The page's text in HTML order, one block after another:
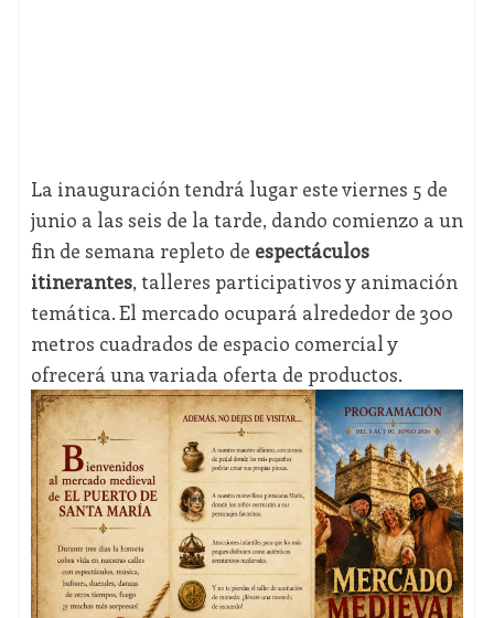
La inauguración tendrá lugar este viernes 5 de
junio a las seis de la tarde, dando comienzo a un
fin de semana repleto de espectáculos
itinerantes, talleres participativos y animación
temática. El mercado ocupará alrededor de 300
metros cuadrados de espacio comercial y
ofrecerá una variada oferta de productos.